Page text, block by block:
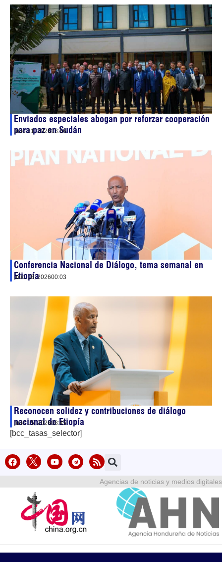
Enviados especiales abogan por reforzar cooperación
para paz en Sudán
julio 21, 202613:56
Conferencia Nacional de Diálogo, tema semanal en
Etiopía
julio 18, 202600:03
Reconocen solidez y contribuciones de diálogo
nacional de Etiopía
julio 15, 202608:45
[bcc_tasas_selector]
Agencias de noticias y medios digitales